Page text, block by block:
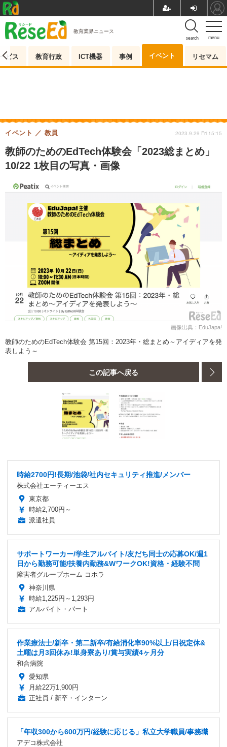
menu
search
教育業界ニュース
ビス 教育行政 ICT機器 事例 イベント リセマム
教師のためのEdTech体験会「2023総まとめ」
10/22 1枚目の写真・画像
イベント 教員 2023.9.29 Fri 15:15
画像出典：EduJapa!
教師のためのEdTech体験会 第15回：2023年・総まとめ～アイディアを発
表しよう～
この記事へ戻る
時給2700円!長期/池袋/社内セキュリティ推進/メンバー
株式会社エーティーエス
東京都
時給2,700円～
派遣社員
サポートワーカー/学生アルバイト/友だち同士の応募OK/週1
日から勤務可能/扶養内勤務&WワークOK!資格・経験不問
障害者グループホーム コホラ
神奈川県
時給1,225円～1,293円
アルバイト・パート
作業療法士/新卒・第二新卒/有給消化率90%以上/日祝定休&
土曜は月3回休み!単身寮あり/賞与実績4ヶ月分
和合病院
愛知県
月給22万1,900円
正社員 / 新卒・インターン
「年収300から600万円/経験に応じる」私立大学職員/事務職
アデコ株式会社